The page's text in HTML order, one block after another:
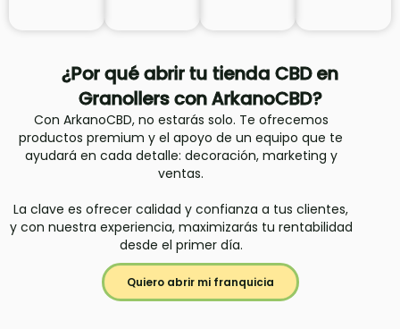
¿Por qué abrir tu tienda CBD en
Granollers con ArkanoCBD?
Con ArkanoCBD, no estarás solo. Te ofrecemos
productos premium y el apoyo de un equipo que te
ayudará en cada detalle: decoración, marketing y
ventas.
La clave es ofrecer calidad y confianza a tus clientes,
y con nuestra experiencia, maximizarás tu rentabilidad
desde el primer día.
Quiero abrir mi franquicia